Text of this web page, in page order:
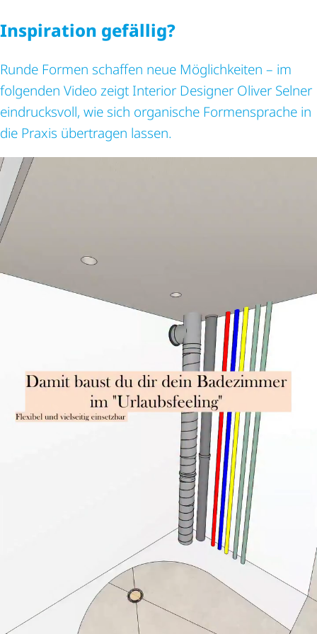
Inspiration gefällig?
Runde Formen schaffen neue Möglichkeiten – im
folgenden Video zeigt Interior Designer Oliver Selner
eindrucksvoll, wie sich organische Formensprache in
die Praxis übertragen lassen.